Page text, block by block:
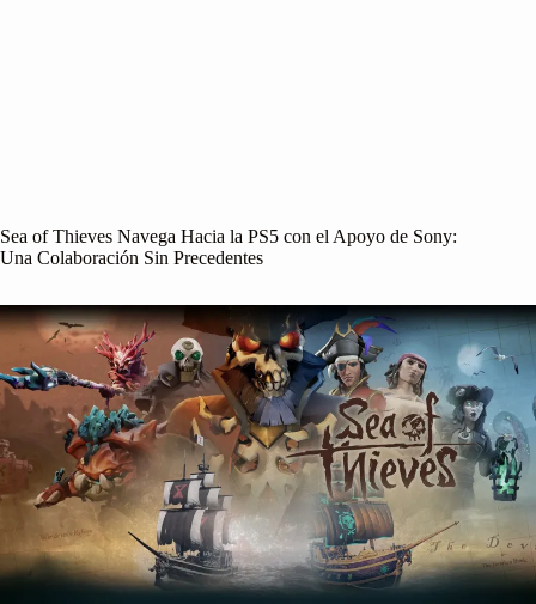
Sea of Thieves Navega Hacia la PS5 con el Apoyo de Sony:
Una Colaboración Sin Precedentes